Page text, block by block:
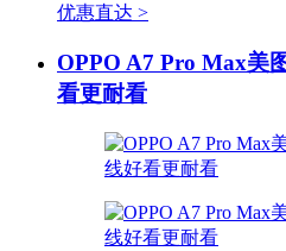
优惠直达 >
OPPO A7 Pro Max美
看更耐看